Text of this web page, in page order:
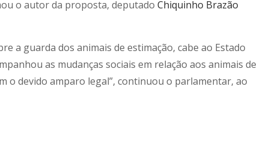
o autor da proposta, deputado Chiquinho Brazão
a guarda dos animais de estimação, cabe ao Estado
as mudanças sociais em relação aos animais de
o devido amparo legal”, continuou o parlamentar, ao